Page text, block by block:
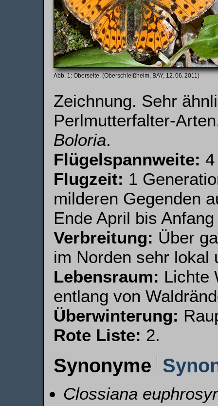
Oberseite. (Oberschleißheim, BAY, 12. 06. 2011)
Zeichnung. Sehr
Perlmutterfalter-
Boloria.
Flügelspannweite:
Flugzeit: 1
milderen Gegenden
Ende April bis
Verbreitung: Über
im Norden sehr lokal
Lebensraum: Lichte
entlang von
Überwinterung:
Rote Liste: 2.
Synonyme
Clossiana